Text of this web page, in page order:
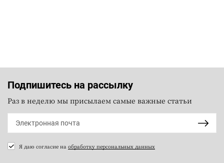
Подпишитесь на рассылку
Раз в неделю мы присылаем самые важные статьи
Я даю согласие на обработку персональных данных